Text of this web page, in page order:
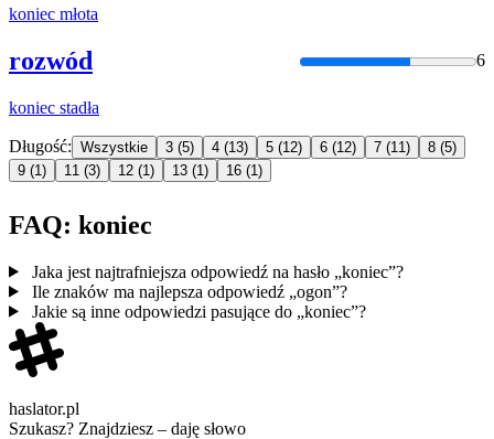
koniec młota
rozwód 6
koniec stadła
Długość: Wszystkie 3 (5) 4 (13) 5 (12) 6 (12) 7 (11) 8 (5)
9 (1) 11 (3) 12 (1) 13 (1) 16 (1)
FAQ: koniec
Jaka jest najtrafniejsza odpowiedź na hasło „koniec”?
Ile znaków ma najlepsza odpowiedź „ogon”?
Jakie są inne odpowiedzi pasujące do „koniec”?
haslator.pl
Szukasz? Znajdziesz – daję słowo